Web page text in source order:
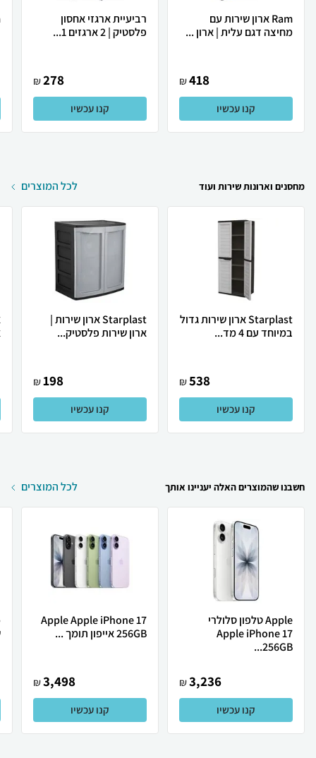
Ram ארון שירות עם
מחיצה דגם עלית | ארון ...
418
₪
קנו עכשיו
רביעיית ארגזי אחסון
פלסטיק | 2 ארגזים 1...
278
₪
קנו עכשיו
מחסנים וארונות שירות ועוד לכל המוצרים
Starplast ארון שירות גדול
במיוחד עם 4 מד...
538
₪
קנו עכשיו
Starplast ארון שירות |
ארון שירות פלסטיק...
198
₪
קנו עכשיו
חשבנו שהמוצרים האלה יעניינו אותך לכל המוצרים
Apple טלפון סלולרי
Apple iPhone 17
256GB...
3,236
₪
קנו עכשיו
Apple Apple iPhone 17
256GB אייפון תומך ...
3,498
₪
קנו עכשיו